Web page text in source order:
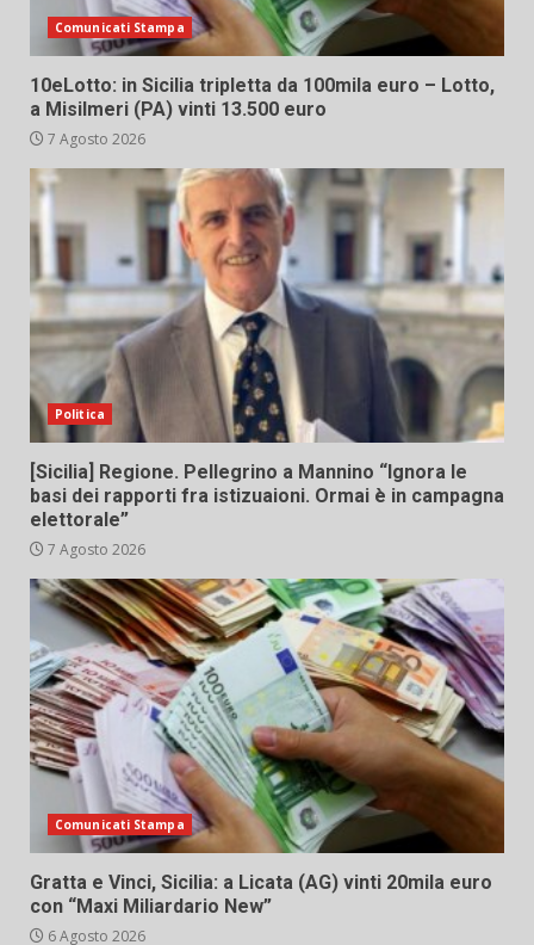
Comunicati Stampa
10eLotto: in Sicilia tripletta da 100mila euro – Lotto,
a Misilmeri (PA) vinti 13.500 euro
7 Agosto 2026
Politica
[Sicilia] Regione. Pellegrino a Mannino “Ignora le
basi dei rapporti fra istizuaioni. Ormai è in campagna
elettorale”
7 Agosto 2026
Comunicati Stampa
Gratta e Vinci, Sicilia: a Licata (AG) vinti 20mila euro
con “Maxi Miliardario New”
6 Agosto 2026